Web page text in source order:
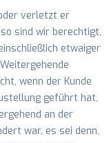
verletzt er
sind wir berechtigt,
etwaiger
wenn der Kunde
geführt hat,
an der
war, es sei denn,